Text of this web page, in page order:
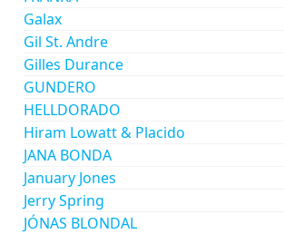
Galax
Gil St. Andre
Gilles Durance
GUNDERO
HELLDORADO
Hiram Lowatt & Placido
JANA BONDA
January Jones
Jerry Spring
JÓNAS BLONDAL